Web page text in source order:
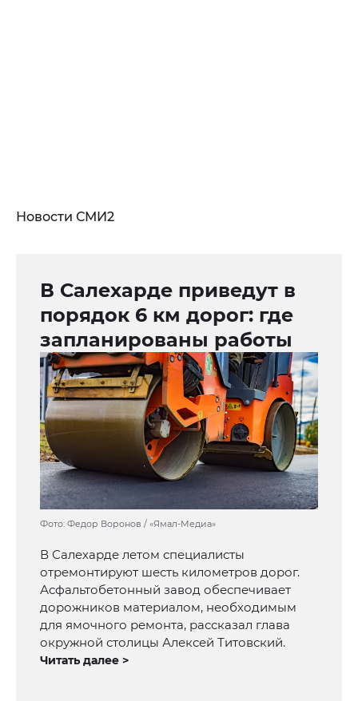
Новости СМИ2
В Салехарде приведут в
порядок 6 км дорог: где
запланированы работы
Фото: Федор Воронов / «Ямал-Медиа»
В Салехарде летом специалисты
отремонтируют шесть километров дорог.
Асфальтобетонный завод обеспечивает
дорожников материалом, необходимым
для ямочного ремонта, рассказал глава
окружной столицы Алексей Титовский.
Читать далее >